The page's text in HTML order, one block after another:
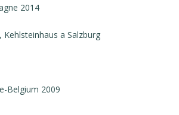
2014
Kehlsteinhaus a Salzburg
Belgium 2009